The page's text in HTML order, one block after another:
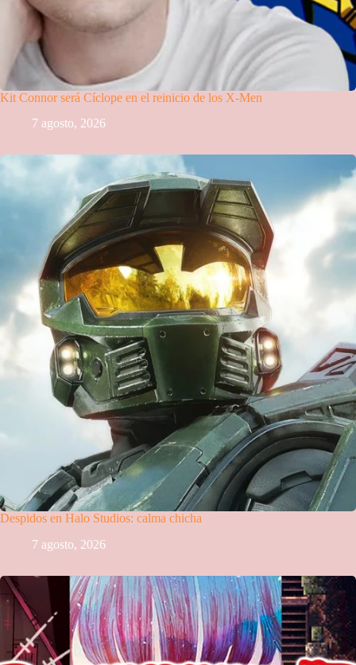
Kit Connor será Cíclope en el reinicio de los X-Men
7 agosto, 2026
Despidos en Halo Studios: calma chicha
7 agosto, 2026